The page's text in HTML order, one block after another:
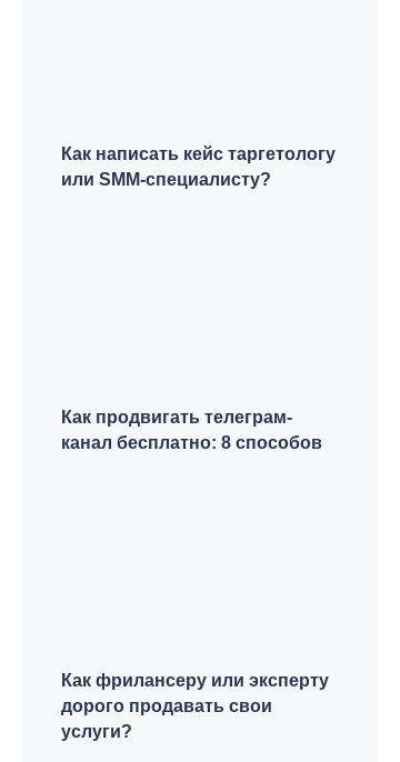
Как написать кейс таргетологу
или SMM-специалисту?
Как продвигать телеграм-
канал бесплатно: 8 способов
Как фрилансеру или эксперту
дорого продавать свои
услуги?